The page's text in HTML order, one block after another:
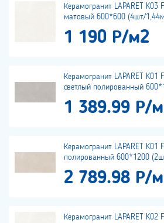
Керамогранит LAPARET K03
матовый 600*600 (4шт/
1 190 Р/м2
Керамогранит LAPARET K01
светлый полированный
1 389.99 Р/
Керамогранит LAPARET
полированный 600*1200
2 789.98 Р/
Керамогранит LAPARET K02